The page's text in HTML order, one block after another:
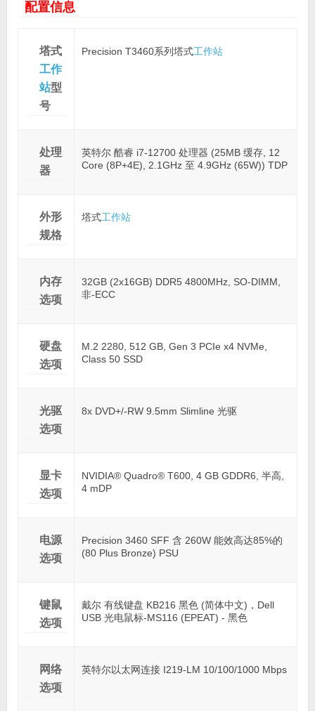
配置信息
塔式
工作
站型
号
Precision T3460系列塔式工作站
处理
器
英特尔 酷睿 i7-12700 处理器 (25MB 缓存, 12
Core (8P+4E), 2.1GHz 至 4.9GHz (65W)) TDP
外形
规格
塔式工作站
内存
选项
32GB (2x16GB) DDR5 4800MHz, SO-DIMM,
非-ECC
硬盘
选项
M.2 2280, 512 GB, Gen 3 PCIe x4 NVMe,
Class 50 SSD
光驱
选项
8x DVD+/-RW 9.5mm Slimline 光驱
显卡
选项
NVIDIA® Quadro® T600, 4 GB GDDR6, 半高,
4 mDP
电源
选项
Precision 3460 SFF 含 260W 能效高达85%的
(80 Plus Bronze) PSU
键鼠
选项
戴尔 有线键盘 KB216 黑色 (简体中文)，Dell
USB 光电鼠标-MS116 (EPEAT) - 黑色
网络
选项
英特尔以太网连接 I219-LM 10/100/1000 Mbps